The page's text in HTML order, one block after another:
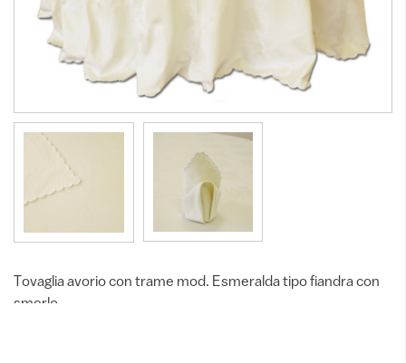
Tovaglia avorio con trame mod. Esmeralda tipo fiandra con
smerlo